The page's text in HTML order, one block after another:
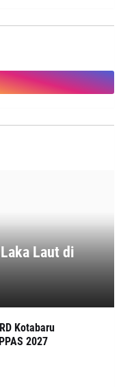
Laut di
Kotabaru
2027